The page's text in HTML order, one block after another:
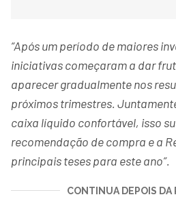
“Após um período de maiores
iniciativas começaram a dar
aparecer gradualmente nos
próximos trimestres.
caixa líquido confortável, isso
recomendação de compra e a
principais teses para este ano”.
CONTINUA DEPOIS DA